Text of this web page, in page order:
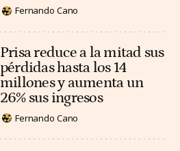
Fernando Cano
Prisa reduce a la mitad sus
pérdidas hasta los 14
millones y aumenta un
26% sus ingresos
Fernando Cano